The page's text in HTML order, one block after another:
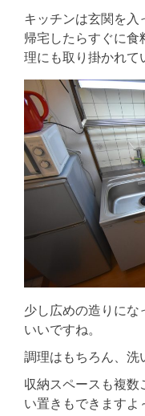
キッチンは玄関を入
帰宅したらすぐに
理にも取り掛かれて
少し広めの造りにな
いいですね。
調理はもちろん、洗
収納スペースも複数
い置きもできますよ